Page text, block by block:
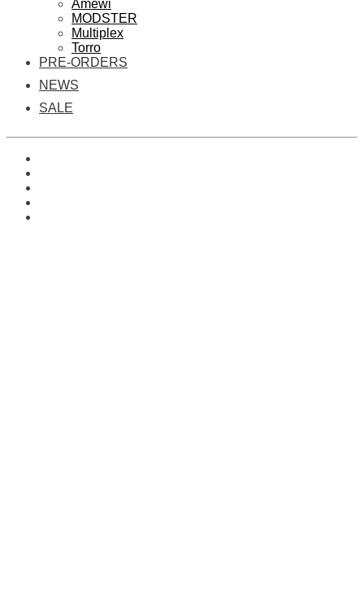
Amewi
MODSTER
Multiplex
Torro
PRE-ORDERS
NEWS
SALE